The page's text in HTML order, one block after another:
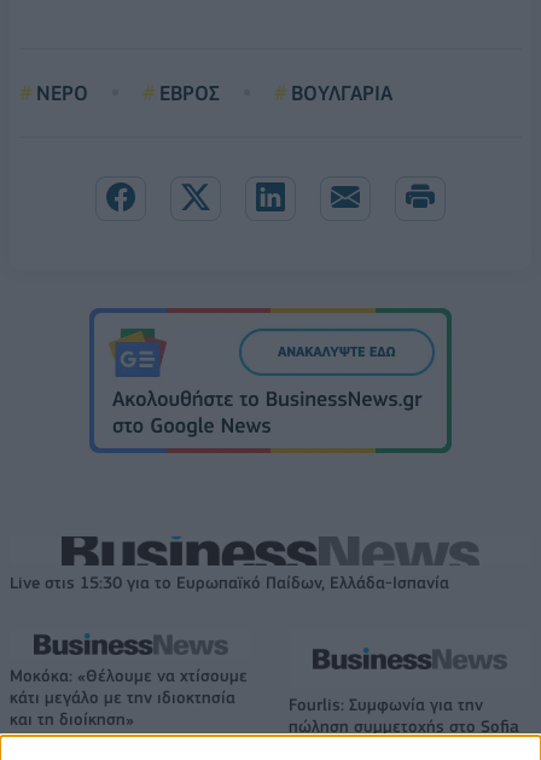
ΝΕΡΟ ΕΒΡΟΣ ΒΟΥΛΓΑΡΙΑ
Live στις 15:30 για το Ευρωπαϊκό Παίδων, Ελλάδα-Ισπανία
Μοκόκα: «Θέλουμε να χτίσουμε
κάτι μεγάλο με την ιδιοκτησία
και τη διοίκηση»
Fourlis: Συμφωνία για την
πώληση συμμετοχής στο Sofia